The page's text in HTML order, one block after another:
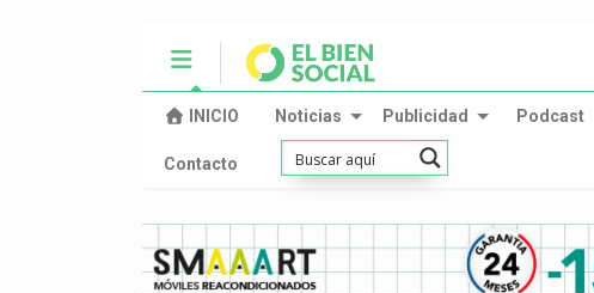
INICIO Noticias Publicidad Podcast
Contacto